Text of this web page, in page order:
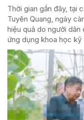
Thời gian gần đây, tại
Tuyên Quang, ngày
hiệu quả do người
ứng dụng khoa học kỹ